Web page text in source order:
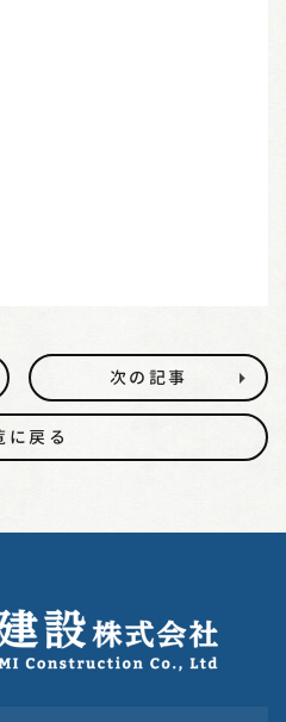
次の記事
に戻る